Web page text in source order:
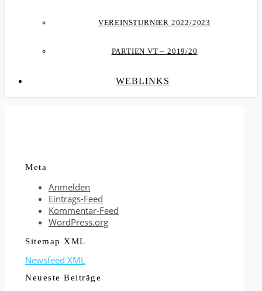
VEREINSTURNIER 2022/2023
PARTIEN VT – 2019/20
WEBLINKS
Meta
Anmelden
Eintrags-Feed
Kommentar-Feed
WordPress.org
Sitemap XML
Newsfeed XML
Neueste Beiträge